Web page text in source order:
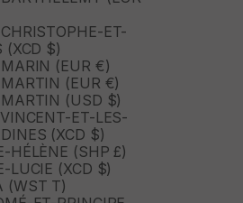
ET-
(XCD $)
(EUR €)
(EUR €)
(USD $)
ET-LES-
(XCD $)
HÉLÈNE (SHP £)
LUCIE (XCD $)
(WST T)